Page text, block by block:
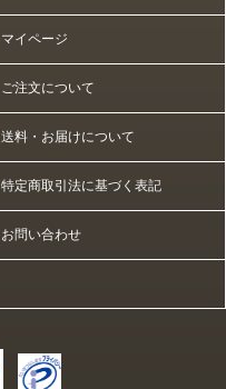
マイページ
ご注文について
送料・お届けについて
特定商取引法に基づく表記
お問い合わせ